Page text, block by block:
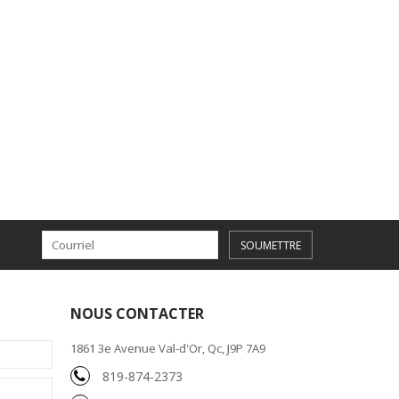
SOUMETTRE
NOUS CONTACTER
1861 3e Avenue Val-d'Or, Qc, J9P 7A9
819-874-2373